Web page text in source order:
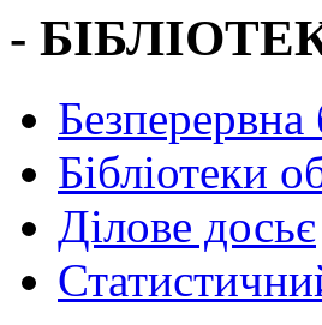
-
Безперервна
Бібліотеки
Ділове досьє